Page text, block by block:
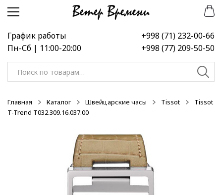
Перейти
навигации
Перейти
содержимому
График работы
Пн-Сб | 11:00-20:00
+998 (71) 232-00-66
+998 (77) 209-50-50
Искать:
Главная Каталог Швейцарские часы Tissot
Tissot
T-Trend T032.309.16.037.00
-50%
-50%
-50%